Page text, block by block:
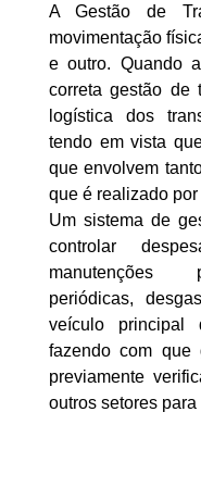
A Gestão de
movimentação
e outro. Quando
correta gestão de
logística dos
tendo em vista
que envolvem
que é realizado por
Um sistema de
controlar
manutenções
periódicas,
veículo principal
fazendo com que
previamente
outros setores